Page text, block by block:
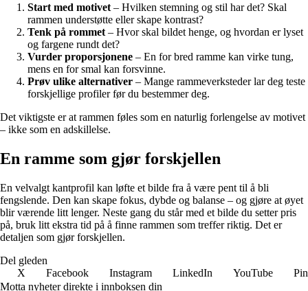
Start med motivet – Hvilken stemning og stil har det? Skal
rammen understøtte eller skape kontrast?
Tenk på rommet – Hvor skal bildet henge, og hvordan er lyset
og fargene rundt det?
Vurder proporsjonene – En for bred ramme kan virke tung,
mens en for smal kan forsvinne.
Prøv ulike alternativer – Mange rammeverksteder lar deg teste
forskjellige profiler før du bestemmer deg.
Det viktigste er at rammen føles som en naturlig forlengelse av motivet
– ikke som en adskillelse.
En ramme som gjør forskjellen
En velvalgt kantprofil kan løfte et bilde fra å være pent til å bli
fengslende. Den kan skape fokus, dybde og balanse – og gjøre at øyet
blir værende litt lenger. Neste gang du står med et bilde du setter pris
på, bruk litt ekstra tid på å finne rammen som treffer riktig. Det er
detaljen som gjør forskjellen.
Del gleden
X
Facebook Instagram LinkedIn YouTube
Motta nyheter direkte i innboksen din